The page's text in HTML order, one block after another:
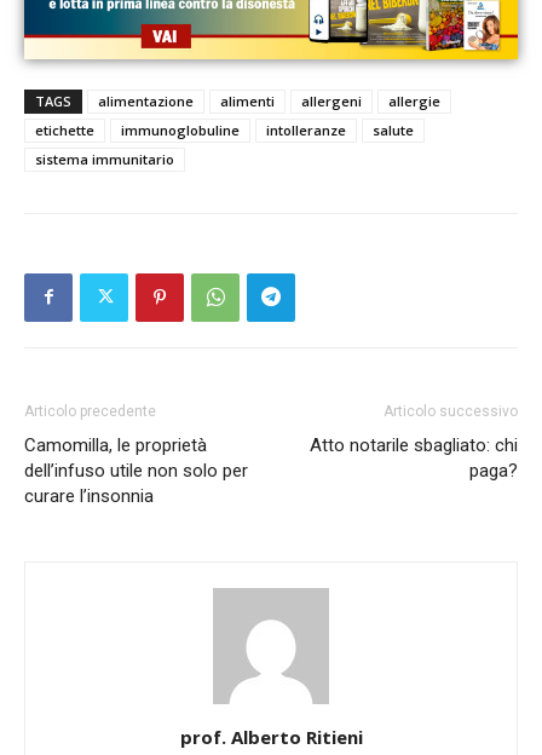
TAGS alimentazione alimenti allergeni
allergie
etichette
immunoglobuline intolleranze
salute
sistema immunitario
Articolo precedente
Camomilla, le proprietà
dell’infuso utile non solo per
curare l’insonnia
Articolo successivo
Atto notarile sbagliato: chi
paga?
prof. Alberto Ritieni